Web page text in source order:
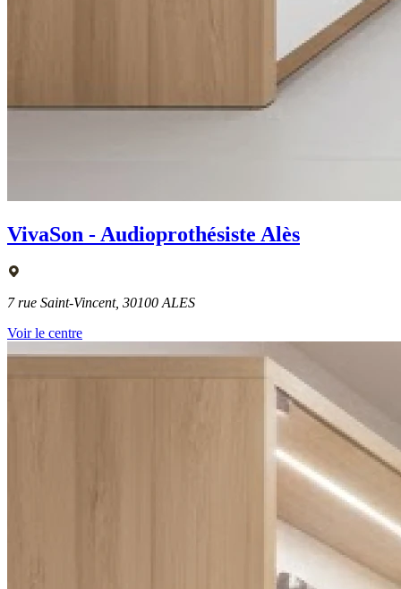
VivaSon - Audioprothésiste Alès
7 rue Saint-Vincent, 30100 ALES
Voir le centre